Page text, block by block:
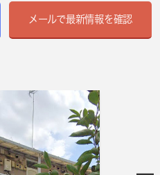
メールで最新情報を確認